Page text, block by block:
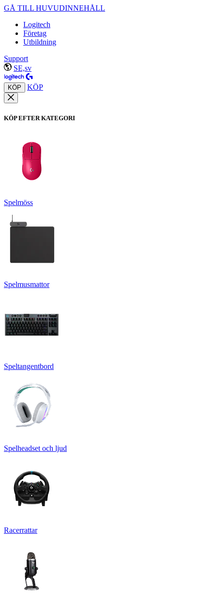
GÅ TILL HUVUDINNEHÅLL
Logitech
Företag
Utbildning
Support
SE,sv
KÖP KÖP
KÖP EFTER KATEGORI
Spelmöss
Spelmusmattor
Speltangentbord
Spelheadset och ljud
Racerrattar